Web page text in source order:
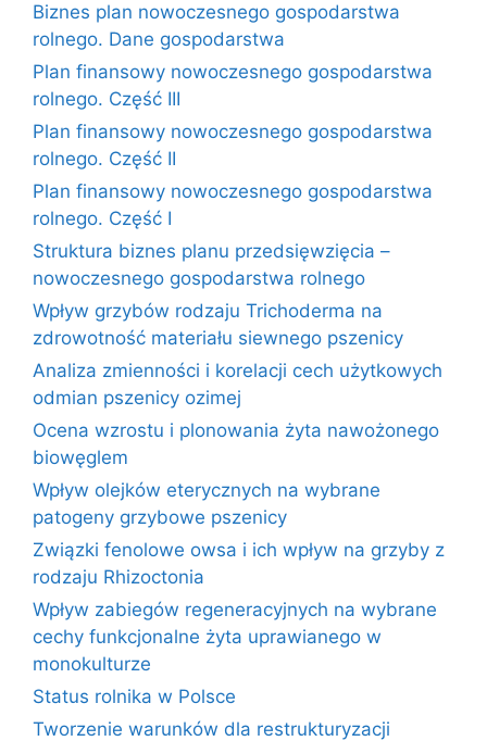
Biznes plan nowoczesnego gospodarstwa
rolnego. Dane gospodarstwa
Plan finansowy nowoczesnego gospodarstwa
rolnego. Część III
Plan finansowy nowoczesnego gospodarstwa
rolnego. Część II
Plan finansowy nowoczesnego gospodarstwa
rolnego. Część I
Struktura biznes planu przedsięwzięcia –
nowoczesnego gospodarstwa rolnego
Wpływ grzybów rodzaju Trichoderma na
zdrowotność materiału siewnego pszenicy
Analiza zmienności i korelacji cech użytkowych
odmian pszenicy ozimej
Ocena wzrostu i plonowania żyta nawożonego
biowęglem
Wpływ olejków eterycznych na wybrane
patogeny grzybowe pszenicy
Związki fenolowe owsa i ich wpływ na grzyby z
rodzaju Rhizoctonia
Wpływ zabiegów regeneracyjnych na wybrane
cechy funkcjonalne żyta uprawianego w
monokulturze
Status rolnika w Polsce
Tworzenie warunków dla restrukturyzacji